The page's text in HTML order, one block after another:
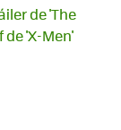
de 'The
'X-Men'